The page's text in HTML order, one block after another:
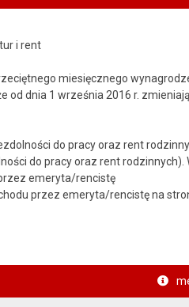
i rent
miesięcznego
od dnia 1 września 2016 r.
do pracy oraz rent
do pracy oraz rent rodzinnych).
emeryta/rencistę
przez emeryta/rencistę na